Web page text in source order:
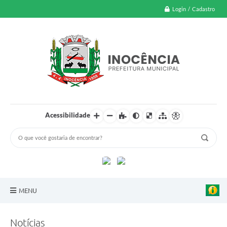
Login / Cadastro
Acessibilidade
MENU
Notícias